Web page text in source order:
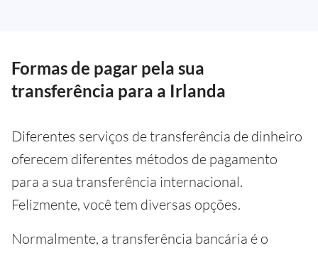
Formas de pagar pela sua
transferência para a Irlanda
Diferentes serviços de transferência de dinheiro
oferecem diferentes métodos de pagamento
para a sua transferência internacional.
Felizmente, você tem diversas opções.
Normalmente, a transferência bancária é o